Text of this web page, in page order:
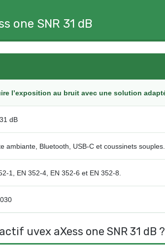
one SNR 31 dB
l’exposition au bruit avec une solution
dB
ambiante, Bluetooth, USB-C et coussinets souples.
1, EN 352-4, EN 352-6 et EN 352-8.
uvex aXess one SNR 31 dB ?